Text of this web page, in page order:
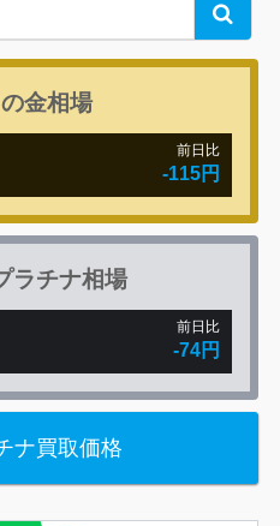
Search
金相場
前日比
-115円
ラチナ相場
前日比
-74円
ナ買取価格